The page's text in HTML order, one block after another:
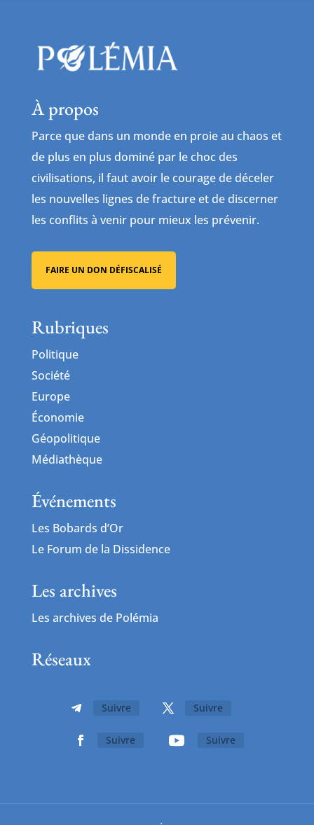
À propos
Parce que dans un monde en proie au chaos et
de plus en plus dominé par le choc des
civilisations, il faut avoir le courage de déceler
les nouvelles lignes de fracture et de discerner
les conflits à venir pour mieux les prévenir.
FAIRE UN DON DÉFISCALISÉ
Rubriques
Politique
Société
Europe
Économie
Géopolitique
Médiathèque
Événements
Les Bobards d’Or
Le Forum de la Dissidence
Les archives
Les archives de Polémia
Réseaux
Suivre Suivre
Suivre Suivre